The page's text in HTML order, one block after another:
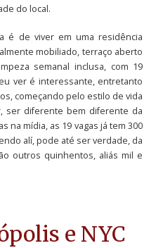
do local.
é de viver em uma residência
mobiliado, terraço aberto
semanal inclusa, com 19
ver é interessante, entretanto
começando pelo estilo de vida
ser diferente bem diferente da
na mídia, as 19 vagas já tem 300
alí, pode até ser verdade, da
outros quinhentos, aliás mil e
e NYC